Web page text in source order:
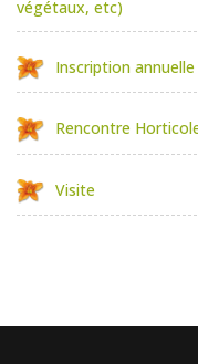
végétaux, etc)
Inscription
Rencontre
Visite